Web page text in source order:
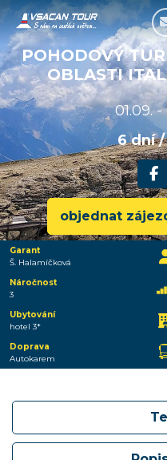
POHODOVÝ
OBLASTI
01.09.
6 dní /
objednat
Garant
Š. Halamíčková
Náročnost
3
Ubytování
hotel 3*
Doprava
Autokarem